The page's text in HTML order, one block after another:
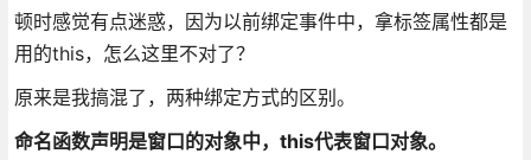
顿时感觉有点迷惑，因为以前绑定事件中，拿标签属性都是
用的this，怎么这里不对了？
原来是我搞混了，两种绑定方式的区别。
命名函数声明是窗口的对象中，this代表窗口对象。